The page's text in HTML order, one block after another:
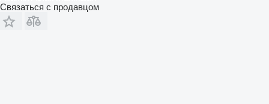
Связаться с продавцом